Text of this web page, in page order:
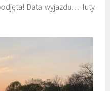
Data wyjazdu… luty